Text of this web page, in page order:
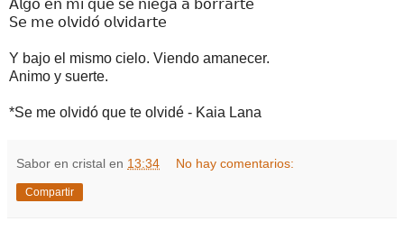
𝖠𝗅𝗀𝗈 𝖾𝗇 𝗆𝗂́ 𝗊𝗎𝖾 𝗌𝖾 𝗇𝗂𝖾𝗀𝖺 𝖺 𝖻𝗈𝗋𝗋𝖺𝗋𝗍𝖾
𝖲𝖾 𝗆𝖾 𝗈𝗅𝗏𝗂𝖽𝗈́ 𝗈𝗅𝗏𝗂𝖽𝖺𝗋𝗍𝖾
Y bajo el mismo cielo. Viendo amanecer.
Animo y suerte.
*Se me olvidó que te olvidé - Kaia Lana
Sabor en cristal en 13:34 No hay comentarios:
Compartir